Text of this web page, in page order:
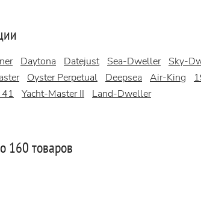
Daytona Datejust Sea-Dweller Sky-
Oyster Perpetual Deepsea Air-King
Yacht-Master II Land-Dweller
160 товаров